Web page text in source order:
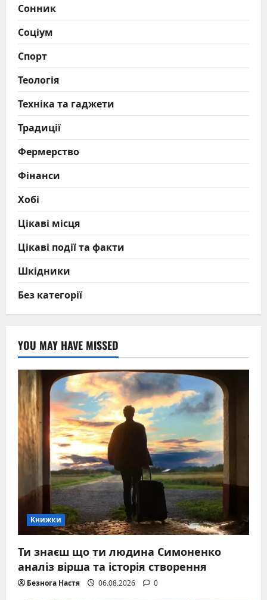
Сонник
Соціум
Спорт
Теологія
Техніка та гаджети
Традиції
Фермерство
Фінанси
Хобі
Цікаві місця
Цікаві події та факти
Шкідники
Без категорії
YOU MAY HAVE MISSED
Книжки
Ти знаєш що ти людина Симоненко
аналіз вірша та історія створення
Безнога Настя 06.08.2026 0